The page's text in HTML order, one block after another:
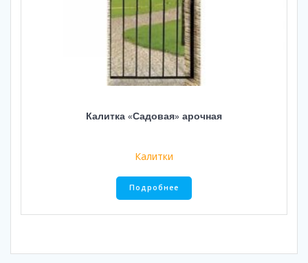
Калитка «Садовая» арочная
Калитки
Подробнее